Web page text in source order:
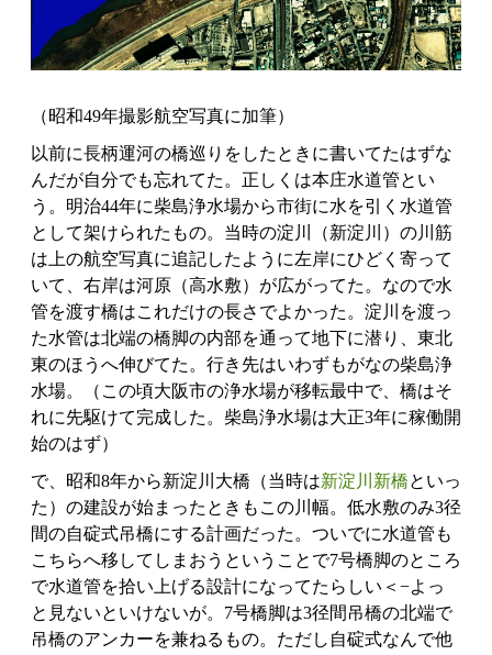
（昭和49年撮影航空写真に加筆）
以前に長柄運河の橋巡りをしたときに書いてたはずな
んだが自分でも忘れてた。正しくは本庄水道管とい
う。明治44年に柴島浄水場から市街に水を引く水道管
として架けられたもの。当時の淀川（新淀川）の川筋
は上の航空写真に追記したように左岸にひどく寄って
いて、右岸は河原（高水敷）が広がってた。なので水
管を渡す橋はこれだけの長さでよかった。淀川を渡っ
た水管は北端の橋脚の内部を通って地下に潜り、東北
東のほうへ伸びてた。行き先はいわずもがなの柴島浄
水場。（この頃大阪市の浄水場が移転最中で、橋はそ
れに先駆けて完成した。柴島浄水場は大正3年に稼働開
始のはず）
で、昭和8年から新淀川大橋（当時は新淀川新橋といっ
た）の建設が始まったときもこの川幅。低水敷のみ3径
間の自碇式吊橋にする計画だった。ついでに水道管も
こちらへ移してしまおうということで7号橋脚のところ
で水道管を拾い上げる設計になってたらしい＜−よっ
と見ないといけないが。7号橋脚は3径間吊橋の北端で
吊橋のアンカーを兼ねるもの。ただし自碇式なんで他